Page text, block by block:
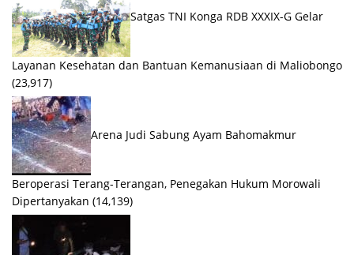
Satgas TNI Konga RDB XXXIX-G Gelar
Layanan Kesehatan dan Bantuan Kemanusiaan di Maliobongo
(23,917)
Arena Judi Sabung Ayam Bahomakmur
Beroperasi Terang-Terangan, Penegakan Hukum Morowali
Dipertanyakan (14,139)